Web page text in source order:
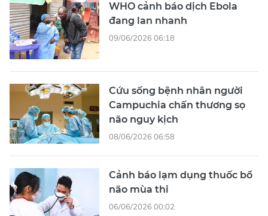
WHO cảnh báo dịch Ebola
đang lan nhanh
09/06/2026 06:18
Cứu sống bệnh nhân người
Campuchia chấn thương sọ
não nguy kịch
08/06/2026 06:58
Cảnh báo lạm dụng thuốc bổ
não mùa thi
06/06/2026 00:02